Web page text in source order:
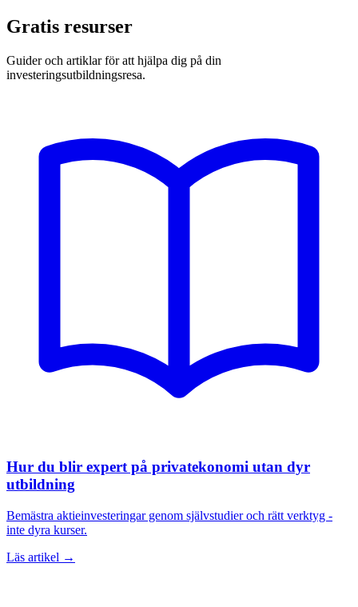
Gratis resurser
Guider och artiklar för att hjälpa dig på din
investeringsutbildningsresa.
Hur du blir expert på privatekonomi utan dyr
utbildning
Bemästra aktieinvesteringar genom självstudier och rätt verktyg -
inte dyra kurser.
Läs artikel →